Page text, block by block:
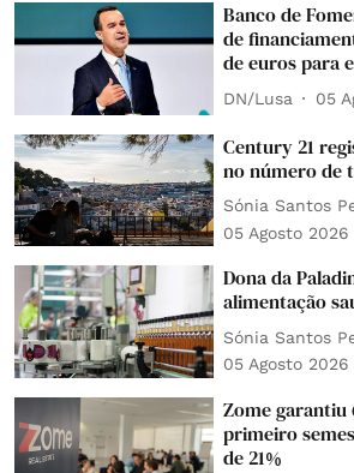
Banco de
de
de euros para
DN/Lusa 05
Century 21
no número de
Sónia Santos
05 Agosto 2026
Dona da
alimentação
Sónia Santos
05 Agosto 2026
Zome garantiu
primeiro
de 21%